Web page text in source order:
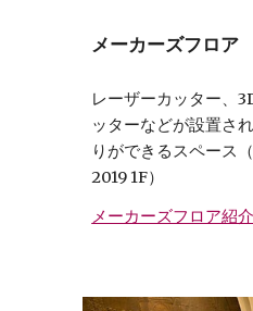
メーカーズフロア
レーザーカッター、
ッターなどが設置さ
りができるスペース
2019 1F）
メーカーズフロア紹